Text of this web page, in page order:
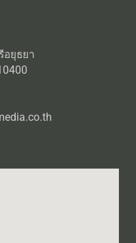
อยุธยา